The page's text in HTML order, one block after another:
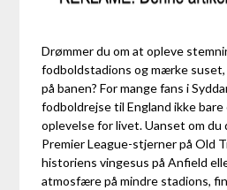
Drømmer du om at opleve
fodboldstadions og mærke
på banen? For mange fans i
fodboldrejse til England ikke bare
oplevelse for livet. Uanset om du
Premier League-stjerner på Old
historiens vingesus på Anfield
atmosfære på mindre stadions,